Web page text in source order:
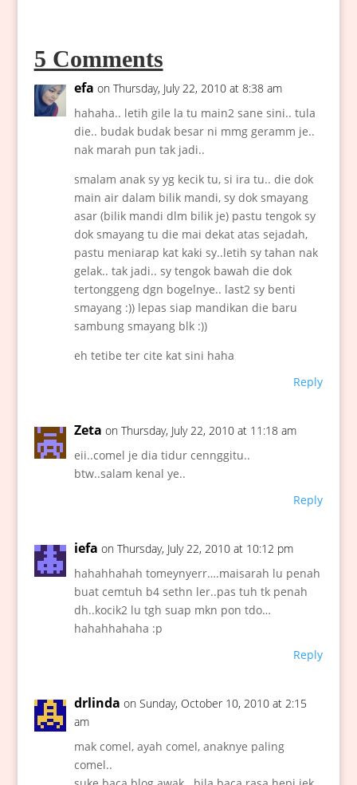
5 Comments
efa on Thursday, July 22, 2010 at 8:38 am
hahaha.. letih gile la tu main2 sane sini.. tula
die.. budak budak besar ni mmg geramm je..
nak marah pun tak jadi..
smalam anak sy yg kecik tu, si ira tu.. die dok
main air dalam bilik mandi, sy dok smayang
asar (bilik mandi dlm bilik je) pastu tengok sy
dok smayang tu die mai dekat atas sejadah,
pastu meniarap kat kaki sy..letih sy tahan nak
gelak.. tak jadi.. sy tengok bawah die dok
tertonggeng dgn bogelnye.. last2 sy benti
smayang :)) lepas siap mandikan die baru
sambung smayang blk :))
eh tetibe ter cite kat sini haha
Reply
Zeta on Thursday, July 22, 2010 at 11:18 am
eii..comel je dia tidur cennggitu..
btw..salam kenal ye..
Reply
iefa on Thursday, July 22, 2010 at 10:12 pm
hahahhahah tomeynyerr….maisarah lu penah
buat cemtuh b4 sethn ler..pas tuh tk penah
dh..kocik2 lu tgh suap mkn pon tdo…
hahahhahaha :p
Reply
drlinda on Sunday, October 10, 2010 at 2:15
am
mak comel, ayah comel, anaknye paling
comel..